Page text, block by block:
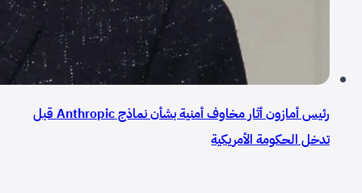
رئيس أمازون أثار مخاوف أمنية بشأن نماذج Anthropic قبل
تدخل الحكومة الأمريكية